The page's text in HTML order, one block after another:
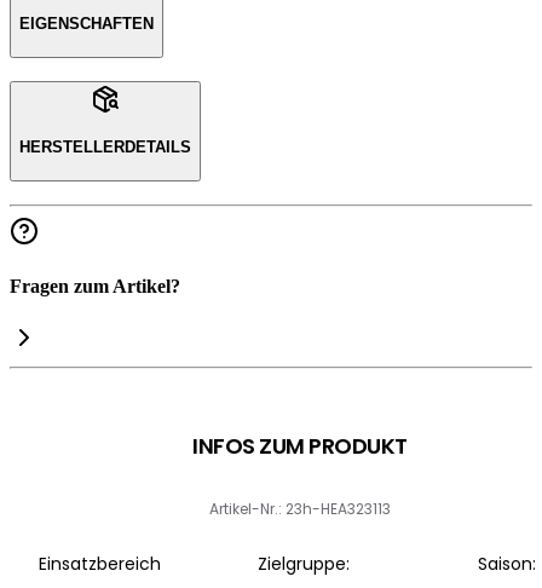
EIGENSCHAFTEN
HERSTELLERDETAILS
Fragen zum Artikel?
INFOS ZUM PRODUKT
Artikel-Nr.: 23h-HEA323113
Einsatzbereich Zielgruppe: Saison: